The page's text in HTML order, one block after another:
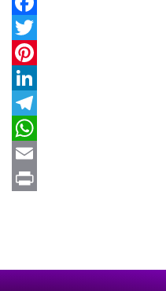
Facebook
Twitter
Pinterest
LinkedIn
Telegram
WhatsApp
Email